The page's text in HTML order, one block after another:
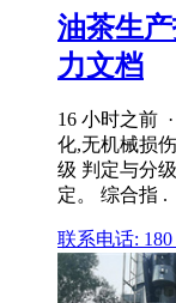
油茶生
力文档
16 小时之前
化,无机械损
级 判定与分
定。 综合指 .
联系电话: 180